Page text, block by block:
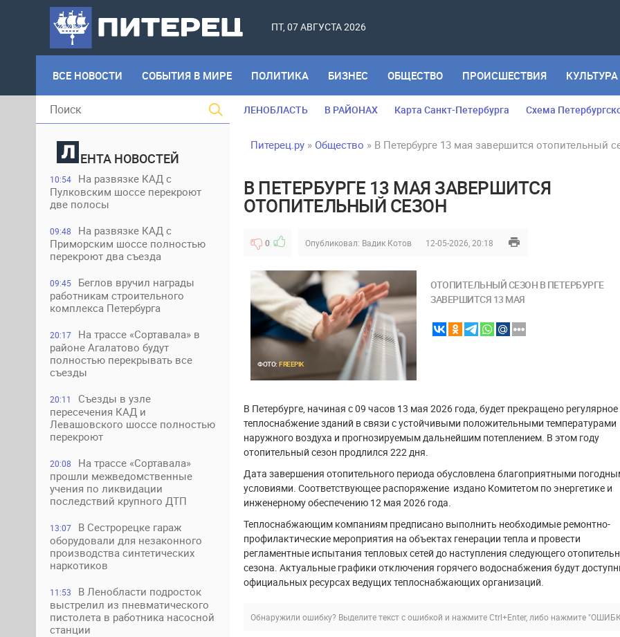
ПТ, 07 АВГУСТА 2026
ВСЕ НОВОСТИ СОБЫТИЯ В МИРЕ ПОЛИТИКА БИЗНЕС ОБЩЕСТВО ПРОИСШЕСТВИЯ КУЛЬТУРА
ЕНТА НОВОСТЕЙ
10:54
На развязке КАД с
Пулковским шоссе перекроют
две полосы
09:48
На развязке КАД с
Приморским шоссе полностью
перекроют два съезда
09:45
Беглов вручил награды
работникам строительного
комплекса Петербурга
20:17
На трассе «Сортавала» в
районе Агалатово будут
полностью перекрывать все
съезды
20:11
Съезды в узле
пересечения КАД и
Левашовского шоссе полностью
перекроют
20:08
На трассе «Сортавала»
прошли межведомственные
учения по ликвидации
последствий крупного ДТП
13:07
В Сестрорецке гараж
оборудовали для незаконного
производства синтетических
наркотиков
11:53
В Ленобласти подросток
выстрелил из пневматического
пистолета в работника насосной
станции
ЛЕНОБЛАСТЬ В РАЙОНАХ Карта Санкт-Петербурга Схема
Питерец.ру » Общество » В Петербурге 13 мая завершится отопительный
В ПЕТЕРБУРГЕ 13 МАЯ ЗАВЕРШИТСЯ
ОТОПИТЕЛЬНЫЙ СЕЗОН
0 Опубликовал: Вадик Котов 12-05-2026, 20:18
ФОТО: FREEPIK
ОТОПИТЕЛЬНЫЙ СЕЗОН В ПЕТЕРБУРГЕ
ЗАВЕРШИТСЯ 13 МАЯ
В Петербурге, начиная с 09 часов 13 мая 2026 года, будет прекращено регулярное
теплоснабжение зданий в связи с устойчивыми положительными температурами
наружного воздуха и прогнозируемым дальнейшим потеплением. В этом году
отопительный сезон продлился 222 дня.
Дата завершения отопительного периода обусловлена благоприятными
условиями. Соответствующее распоряжение издано Комитетом по энергетике и
инженерному обеспечению 12 мая 2026 года.
Теплоснабжающим компаниям предписано выполнить необходимые ремонтно-
профилактические мероприятия на объектах генерации тепла и провести
регламентные испытания тепловых сетей до наступления следующего
сезона. Актуальные графики отключения горячего водоснабжения будут
официальных ресурсах ведущих теплоснабжающих организаций.
Обнаружили ошибку? Выделите текст с ошибкой и нажмите Ctrl+Enter, либо нажмите